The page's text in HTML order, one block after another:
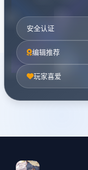
安全认证
编辑推荐
玩家喜爱